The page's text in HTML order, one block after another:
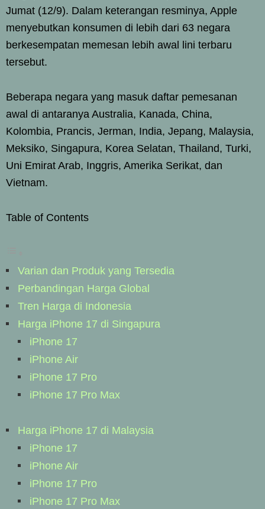
Jumat (12/9). Dalam keterangan resminya, Apple
menyebutkan konsumen di lebih dari 63 negara
berkesempatan memesan lebih awal lini terbaru
tersebut.
Beberapa negara yang masuk daftar pemesanan
awal di antaranya Australia, Kanada, China,
Kolombia, Prancis, Jerman, India, Jepang, Malaysia,
Meksiko, Singapura, Korea Selatan, Thailand, Turki,
Uni Emirat Arab, Inggris, Amerika Serikat, dan
Vietnam.
Table of Contents
Varian dan Produk yang Tersedia
Perbandingan Harga Global
Tren Harga di Indonesia
Harga iPhone 17 di Singapura
iPhone 17
iPhone Air
iPhone 17 Pro
iPhone 17 Pro Max
Harga iPhone 17 di Malaysia
iPhone 17
iPhone Air
iPhone 17 Pro
iPhone 17 Pro Max